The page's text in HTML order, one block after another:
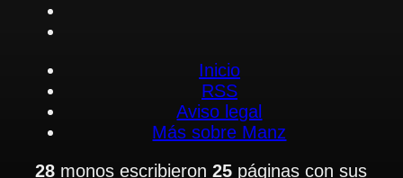
Inicio
RSS
Aviso legal
Más sobre Manz
28 monos escribieron25 páginas con sus